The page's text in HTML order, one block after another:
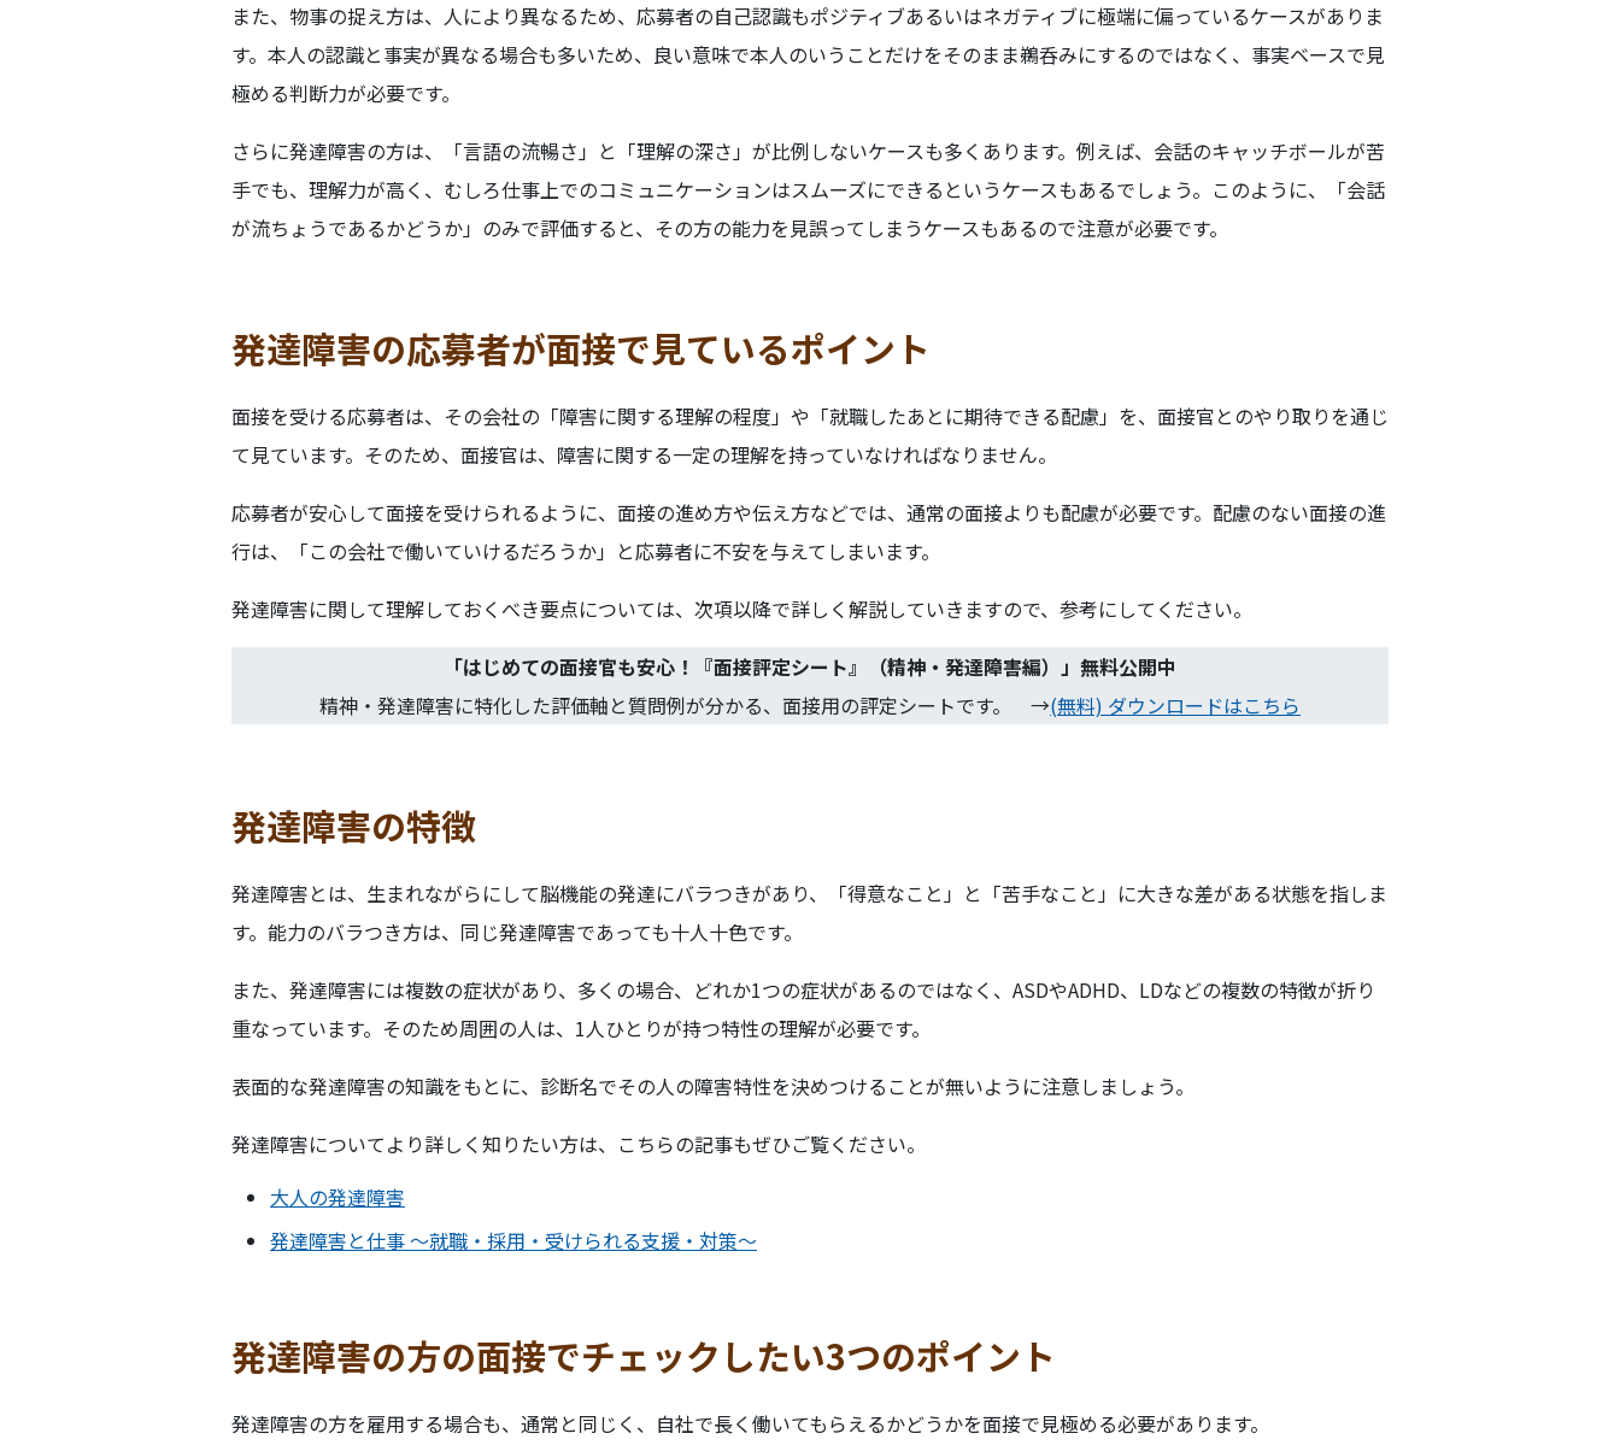
また、物事の捉え方は、人により異なるため、応募者の自己認識もポジティブあるいはネガティブに極端に偏っているケースがありま
す。本人の認識と事実が異なる場合も多いため、良い意味で本人のいうことだけをそのまま鵜呑みにするのではなく、事実ベースで見
極める判断力が必要です。
さらに発達障害の方は、「言語の流暢さ」と「理解の深さ」が比例しないケースも多くあります。例えば、会話のキャッチボールが苦
手でも、理解力が高く、むしろ仕事上でのコミュニケーションはスムーズにできるというケースもあるでしょう。このように、「会話
が流ちょうであるかどうか」のみで評価すると、その方の能力を見誤ってしまうケースもあるので注意が必要です。
発達障害の応募者が面接で見ているポイント
面接を受ける応募者は、その会社の「障害に関する理解の程度」や「就職したあとに期待できる配慮」を、面接官とのやり取りを通じ
て見ています。そのため、面接官は、障害に関する一定の理解を持っていなければなりません。
応募者が安心して面接を受けられるように、面接の進め方や伝え方などでは、通常の面接よりも配慮が必要です。配慮のない面接の進
行は、「この会社で働いていけるだろうか」と応募者に不安を与えてしまいます。
発達障害に関して理解しておくべき要点については、次項以降で詳しく解説していきますので、参考にしてください。
「はじめての面接官も安心！『面接評定シート』（精神・発達障害編） 」無料公開中
精神・発達障害に特化した評価軸と質問例が分かる、面接用の評定シートです。 →(無料) ダウンロードはこちら
発達障害の特徴
発達障害とは、生まれながらにして脳機能の発達にバラつきがあり、「得意なこと」と「苦手なこと」に大きな差がある状態を指しま
す。能力のバラつき方は、同じ発達障害であっても十人十色です。
また、発達障害には複数の症状があり、多くの場合、どれか1つの症状があるのではなく、ASDやADHD、LDなどの複数の特徴が折り
重なっています。そのため周囲の人は、1人ひとりが持つ特性の理解が必要です。
表面的な発達障害の知識をもとに、診断名でその人の障害特性を決めつけることが無いように注意しましょう。
発達障害についてより詳しく知りたい方は、こちらの記事もぜひご覧ください。
大人の発達障害
発達障害と仕事 ～就職・採用・受けられる支援・対策～
発達障害の方の面接でチェックしたい3つのポイント
発達障害の方を雇用する場合も、通常と同じく、自社で長く働いてもらえるかどうかを面接で見極める必要があります。